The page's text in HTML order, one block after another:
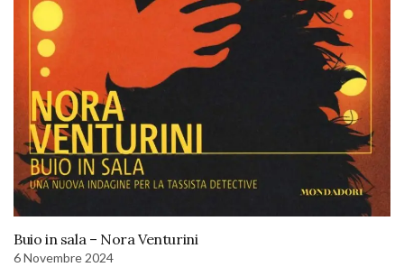
Buio in sala – Nora Venturini
6 Novembre 2024